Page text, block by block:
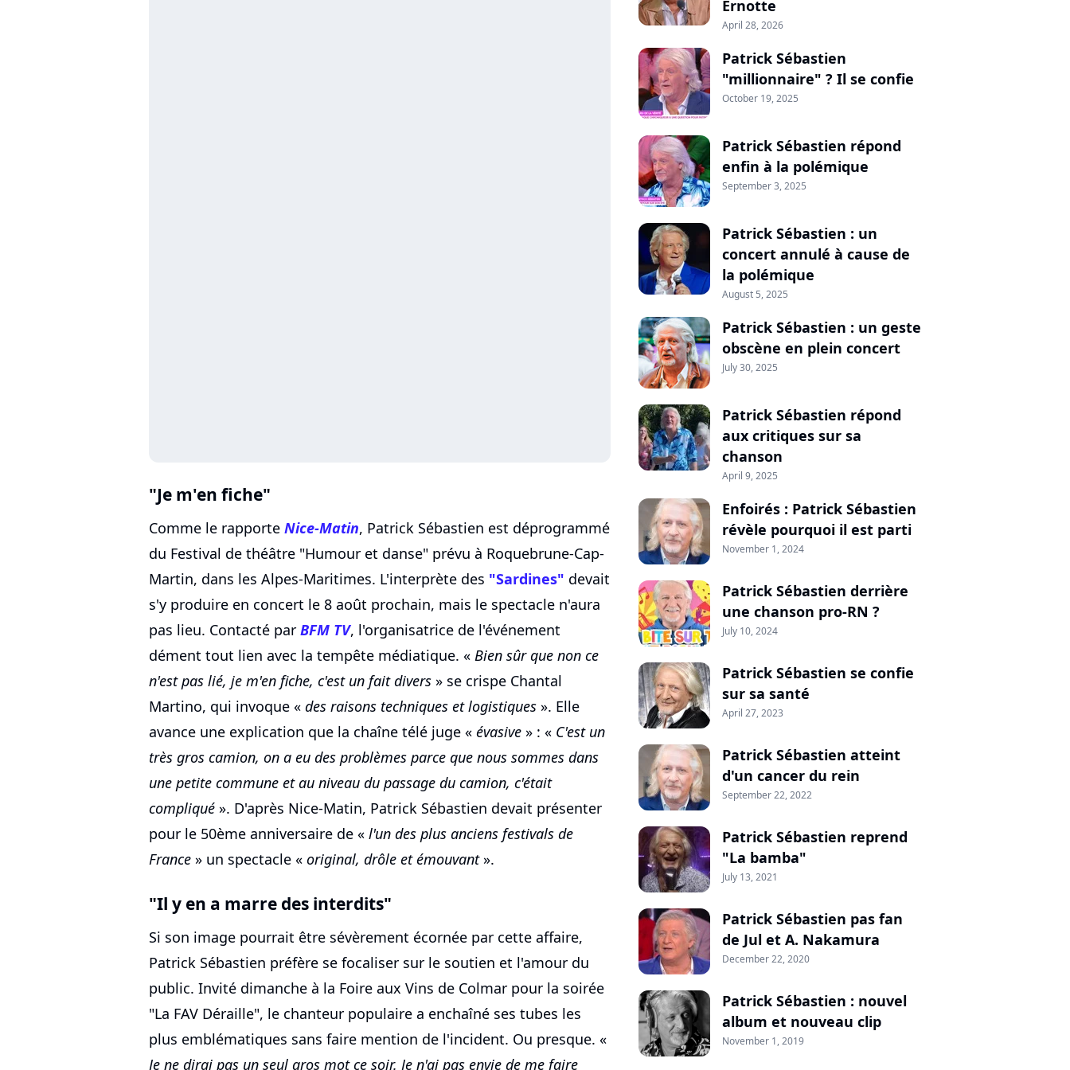
"Je m'en fiche"
Comme le rapporte Nice-Matin, Patrick Sébastien est déprogrammé
du Festival de théâtre "Humour et danse" prévu à Roquebrune-Cap-
Martin, dans les Alpes-Maritimes. L'interprète des "Sardines" devait
s'y produire en concert le 8 août prochain, mais le spectacle n'aura
pas lieu. Contacté par BFM TV, l'organisatrice de l'événement
dément tout lien avec la tempête médiatique. « Bien sûr que non ce
n'est pas lié, je m'en fiche, c'est un fait divers » se crispe Chantal
Martino, qui invoque « des raisons techniques et logistiques ». Elle
avance une explication que la chaîne télé juge « évasive » : « C'est un
très gros camion, on a eu des problèmes parce que nous sommes dans
une petite commune et au niveau du passage du camion, c'était
compliqué ». D'après Nice-Matin, Patrick Sébastien devait présenter
pour le 50ème anniversaire de « l'un des plus anciens festivals de
France » un spectacle « original, drôle et émouvant».
"Il y en a marre des interdits"
Si son image pourrait être sévèrement écornée par cette affaire,
Patrick Sébastien préfère se focaliser sur le soutien et l'amour du
public. Invité dimanche à la Foire aux Vins de Colmar pour la soirée
"La FAV Déraille", le chanteur populaire a enchaîné ses tubes les
plus emblématiques sans faire mention de l'incident. Ou presque. «
Je ne dirai pas un seul gros mot ce soir. Je n'ai pas envie de me faire
Ernotte
April 28, 2026
Patrick Sébastien
"millionnaire" ? Il se confie
October 19, 2025
Patrick Sébastien répond
enfin à la polémique
September 3, 2025
Patrick Sébastien : un
concert annulé à cause de
la polémique
August 5, 2025
Patrick Sébastien : un geste
obscène en plein concert
July 30, 2025
Patrick Sébastien répond
aux critiques sur sa
chanson
April 9, 2025
Enfoirés : Patrick Sébastien
révèle pourquoi il est parti
November 1, 2024
Patrick Sébastien derrière
une chanson pro-RN ?
July 10, 2024
Patrick Sébastien se confie
sur sa santé
April 27, 2023
Patrick Sébastien atteint
d'un cancer du rein
September 22, 2022
Patrick Sébastien reprend
"La bamba"
July 13, 2021
Patrick Sébastien pas fan
de Jul et A. Nakamura
December 22, 2020
Patrick Sébastien : nouvel
album et nouveau clip
November 1, 2019